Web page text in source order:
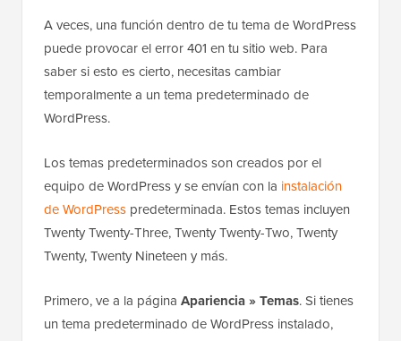
A veces, una función dentro de tu tema de WordPress
puede provocar el error 401 en tu sitio web. Para
saber si esto es cierto, necesitas cambiar
temporalmente a un tema predeterminado de
WordPress.
Los temas predeterminados son creados por el
equipo de WordPress y se envían con la instalación
de WordPress predeterminada. Estos temas incluyen
Twenty Twenty-Three, Twenty Twenty-Two, Twenty
Twenty, Twenty Nineteen y más.
Primero, ve a la página Apariencia » Temas. Si tienes
un tema predeterminado de WordPress instalado,